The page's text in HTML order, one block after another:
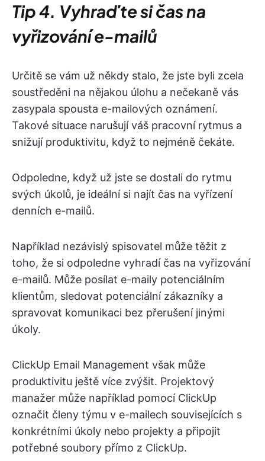
Tip 4. Vyhraďte si čas na
vyřizování e-mailů
Určitě se vám už někdy stalo, že jste byli zcela
soustředěni na nějakou úlohu a nečekaně vás
zasypala spousta e-mailových oznámení.
Takové situace narušují váš pracovní rytmus a
snižují produktivitu, když to nejméně čekáte.
Odpoledne, když už jste se dostali do rytmu
svých úkolů, je ideální si najít čas na vyřízení
denních e-mailů.
Například nezávislý spisovatel může těžit z
toho, že si odpoledne vyhradí čas na vyřizování
e-mailů. Může posílat e-maily potenciálním
klientům, sledovat potenciální zákazníky a
spravovat komunikaci bez přerušení jinými
úkoly.
ClickUp Email Management však může
produktivitu ještě více zvýšit. Projektový
manažer může například pomocí ClickUp
označit členy týmu v e-mailech souvisejících s
konkrétními úkoly nebo projekty a připojit
potřebné soubory přímo z ClickUp.